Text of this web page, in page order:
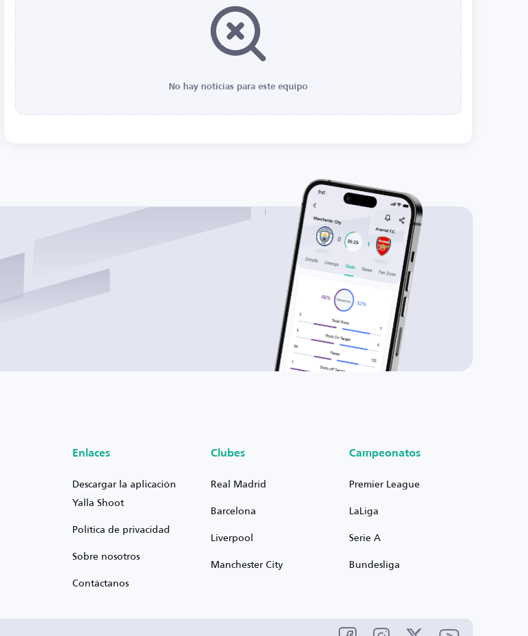
No hay noticias para este equipo
Enlaces
Descargar la aplicación
Yalla Shoot
Política de privacidad
Sobre nosotros
Contáctanos
Clubes
Real Madrid
Barcelona
Liverpool
Manchester City
Campeonatos
Premier League
LaLiga
Serie A
Bundesliga